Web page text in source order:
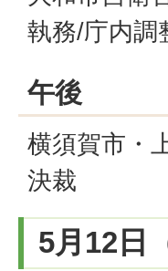
執務/庁内調
午後
横須賀市・
決裁
5月12日